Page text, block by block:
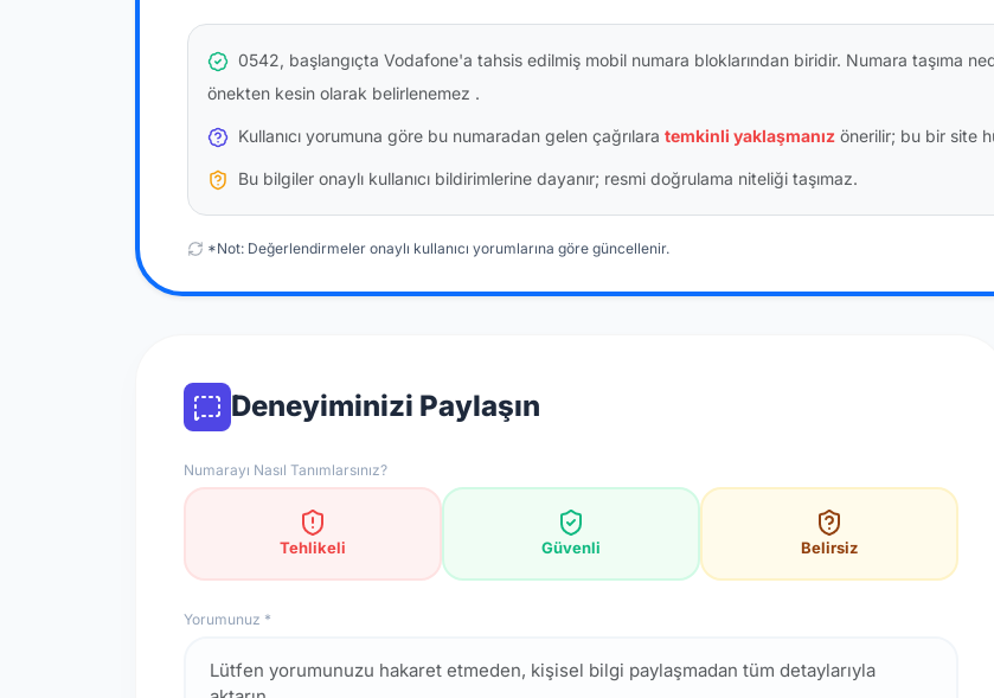
0542, başlangıçta Vodafone'a tahsis edilmiş mobil numara bloklarından biridir. Numara taşıma
önekten kesin olarak belirlenemez .
Kullanıcı yorumuna göre bu numaradan gelen çağrılara temkinli yaklaşmanız önerilir; bu bir site
Bu bilgiler onaylı kullanıcı bildirimlerine dayanır; resmi doğrulama niteliği taşımaz.
*Not: Değerlendirmeler onaylı kullanıcı yorumlarına göre güncellenir.
Deneyiminizi Paylaşın
Numarayı Nasıl Tanımlarsınız?
Tehlikeli Güvenli Belirsiz
Yorumunuz *